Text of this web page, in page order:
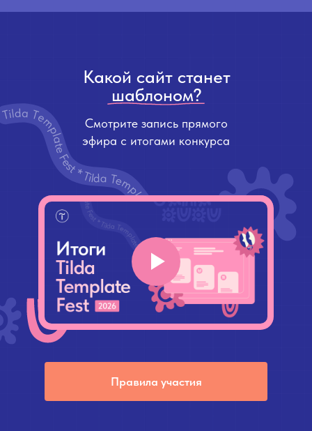
Смотрите запись прямого
эфира с итогами конкурса
Какой сайт станет
шаблоном?
Правила участия